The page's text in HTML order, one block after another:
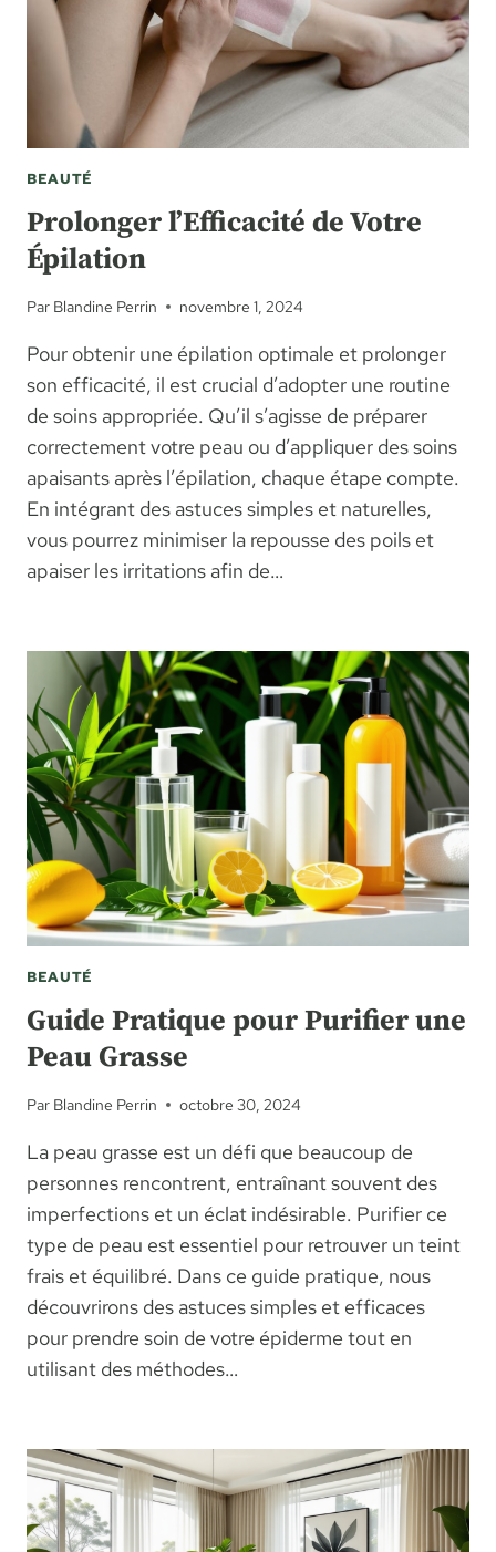
BEAUTÉ
Prolonger l’Efficacité de Votre
Épilation
Par Blandine Perrin novembre 1, 2024
Pour obtenir une épilation optimale et prolonger
son efficacité, il est crucial d’adopter une routine
de soins appropriée. Qu’il s’agisse de préparer
correctement votre peau ou d’appliquer des soins
apaisants après l’épilation, chaque étape compte.
En intégrant des astuces simples et naturelles,
vous pourrez minimiser la repousse des poils et
apaiser les irritations afin de…
BEAUTÉ
Guide Pratique pour Purifier une
Peau Grasse
Par Blandine Perrin octobre 30, 2024
La peau grasse est un défi que beaucoup de
personnes rencontrent, entraînant souvent des
imperfections et un éclat indésirable. Purifier ce
type de peau est essentiel pour retrouver un teint
frais et équilibré. Dans ce guide pratique, nous
découvrirons des astuces simples et efficaces
pour prendre soin de votre épiderme tout en
utilisant des méthodes…